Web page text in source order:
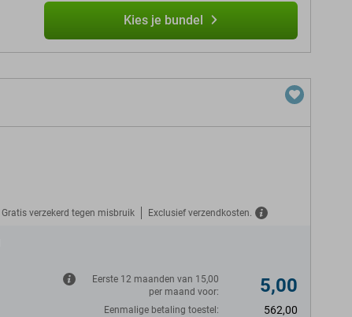
Kies je bundel
Gratis verzekerd tegen misbruik Exclusief verzendkosten.
Eerste 12 maanden van 15,00
per maand voor:
5,00
Eenmalige betaling toestel: 562,00